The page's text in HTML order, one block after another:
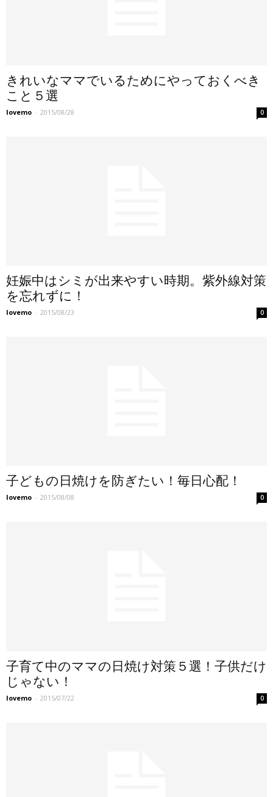
きれいなママでいるためにやっておくべき
こと５選
lovemo - 2015/08/28 0
妊娠中はシミが出来やすい時期。紫外線対策
を忘れずに！
lovemo - 2015/08/23 0
子どもの日焼けを防ぎたい！毎日心配！
lovemo - 2015/08/08 0
子育て中のママの日焼け対策５選！子供だけ
じゃない！
lovemo - 2015/07/22 0